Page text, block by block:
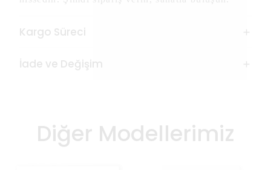
Kargo Süreci
İade ve Değişim
Diğer Modellerimiz